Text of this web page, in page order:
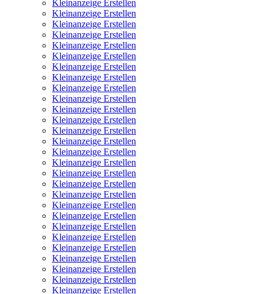
Kleinanzeige Erstellen
Kleinanzeige Erstellen
Kleinanzeige Erstellen
Kleinanzeige Erstellen
Kleinanzeige Erstellen
Kleinanzeige Erstellen
Kleinanzeige Erstellen
Kleinanzeige Erstellen
Kleinanzeige Erstellen
Kleinanzeige Erstellen
Kleinanzeige Erstellen
Kleinanzeige Erstellen
Kleinanzeige Erstellen
Kleinanzeige Erstellen
Kleinanzeige Erstellen
Kleinanzeige Erstellen
Kleinanzeige Erstellen
Kleinanzeige Erstellen
Kleinanzeige Erstellen
Kleinanzeige Erstellen
Kleinanzeige Erstellen
Kleinanzeige Erstellen
Kleinanzeige Erstellen
Kleinanzeige Erstellen
Kleinanzeige Erstellen
Kleinanzeige Erstellen
Kleinanzeige Erstellen
Kleinanzeige Erstellen